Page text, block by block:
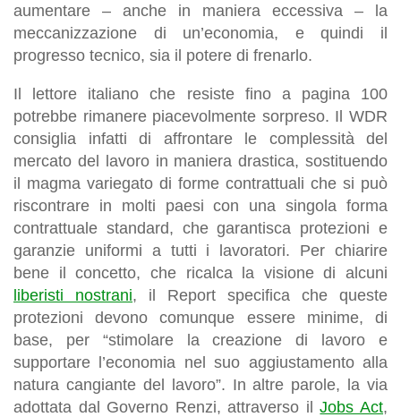
aumentare – anche in maniera eccessiva – la
meccanizzazione di un’economia, e quindi il
progresso tecnico, sia il potere di frenarlo.
Il lettore italiano che resiste fino a pagina 100
potrebbe rimanere piacevolmente sorpreso. Il WDR
consiglia infatti di affrontare le complessità del
mercato del lavoro in maniera drastica, sostituendo
il magma variegato di forme contrattuali che si può
riscontrare in molti paesi con una singola forma
contrattuale standard, che garantisca protezioni e
garanzie uniformi a tutti i lavoratori. Per chiarire
bene il concetto, che ricalca la visione di alcuni
liberisti nostrani, il Report specifica che queste
protezioni devono comunque essere minime, di
base, per “stimolare la creazione di lavoro e
supportare l’economia nel suo aggiustamento alla
natura cangiante del lavoro”. In altre parole, la via
adottata dal Governo Renzi, attraverso ilJobs Act,